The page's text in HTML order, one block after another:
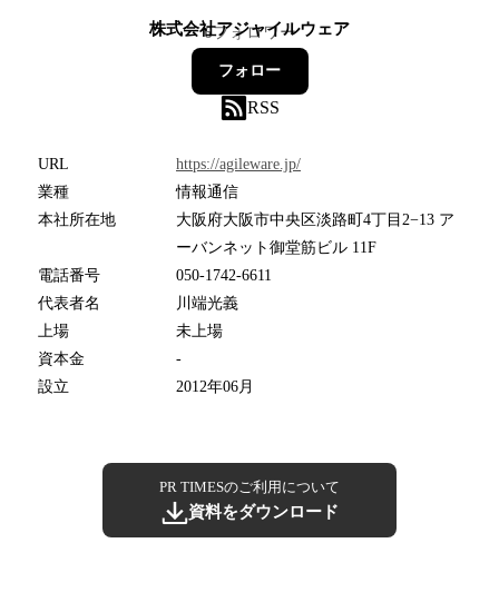
株式会社アジャイルウェア
6フォロワー
フォロー
RSS
URL
https://agileware.jp/
業種
情報通信
本社所在地
大阪府大阪市中央区淡路町4丁目2−13 ア
ーバンネット御堂筋ビル 11F
電話番号
050-1742-6611
代表者名
川端光義
上場
未上場
資本金
-
設立
2012年06月
PR TIMESのご利用について
資料をダウンロード